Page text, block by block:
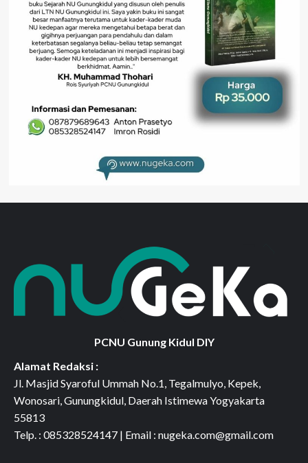
PCNU Gunung Kidul DIY
Alamat Redaksi :
Jl. Masjid Syaroful Ummah No.1, Tegalmulyo, Kepek,
Wonosari, Gunungkidul, Daerah Istimewa Yogyakarta
55813
Telp. : 085328524147 | Email : nugeka.com@gmail.com